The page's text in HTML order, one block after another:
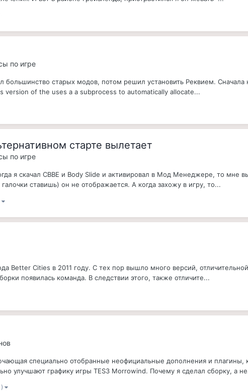
по игре
большинство старых модов, потом решил установить Реквием.
version of the uses a a subprocess to automatically allocate...
старте вылетает
по игре
я скачал CBBE и Body Slide и активировал в Мод Менеджере, то мне
ставишь) он не отображается. А когда захожу в игру, то...
Better Cities в 2011 году. С тех пор вышло много версий,
появилась команда. В следствии этого, также отличите...
специально отобранные неофициальные дополнения и плагины,
улучшают графику игры TES3 Morrowind. Почему я сделал сборку, а